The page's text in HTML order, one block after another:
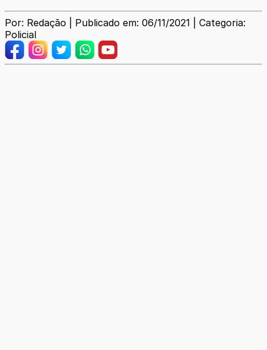
Por: Redação | Publicado em: 06/11/2021 | Categoria:
Policial